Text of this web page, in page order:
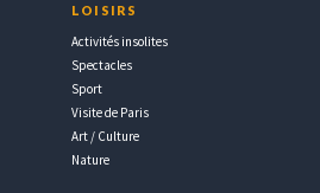
LOISIRS
Activités insolites
Spectacles
Sport
Visite de Paris
Art / Culture
Nature